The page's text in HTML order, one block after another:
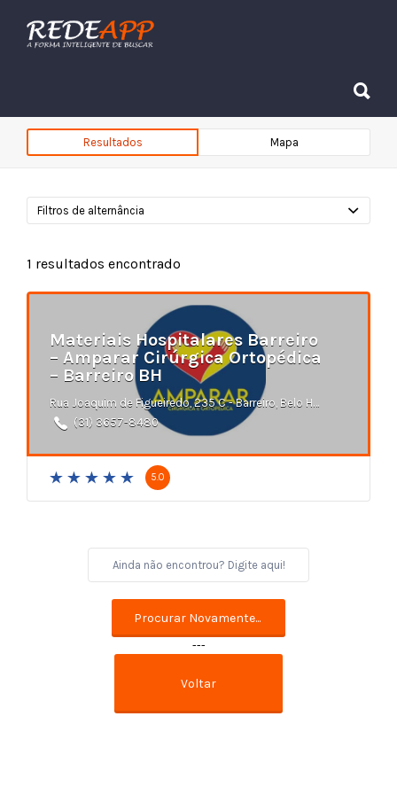
Procurar:
Resultados Mapa
Filtros de alternância
1 resultados encontrado
Materiais Hospitalares Barreiro
– Amparar Cirúrgica Ortopédica
– Barreiro BH
Rua Joaquim de Figueiredo, 235 C - Barreiro, Belo Horizonte - MG
(31) 3657-8480
5.0
---